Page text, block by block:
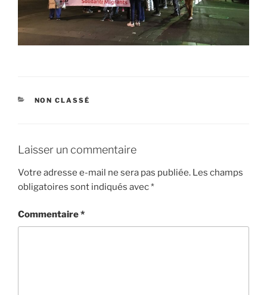
CATÉGORIES
NON CLASSÉ
Laisser un commentaire
Votre adresse e-mail ne sera pas publiée. Les champs
obligatoires sont indiqués avec*
Commentaire*